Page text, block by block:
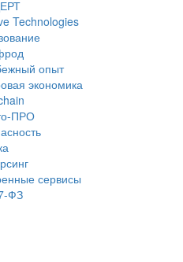
Technologies
опыт
экономика
ПРО
сервисы
ФЗ